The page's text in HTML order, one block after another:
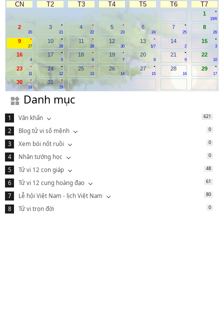
CN T2 T3 T4 T5 T6 T7
.
1
19/6
2
20
.
3
21
.
4
22
.
5
23
6
24
.
7
25
8
26
.
9
27
.
10
28
.
11
29
12
30
.
13
1/7
14
2
.
15
3
16
4
.
17
5
.
18
6
.
19
7
20
8
.
21
9
22
10
.
23
11
.
24
12
.
25
13
26
14
.
27
15
28
16
.
29
17
.
30
18
.
31
19
Danh mục
Văn khấn 621
Blog tử vi số mệnh 0
Xem bói nốt ruồi 0
Nhân tướng học 0
Tử vi 12 con giáp 48
Tử vi 12 cung hoàng đạo 61
Lễ hội Việt Nam - lịch Việt Nam 80
Tử vi trọn đời 0